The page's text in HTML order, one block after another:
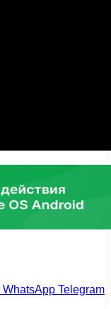
WhatsApp Telegram